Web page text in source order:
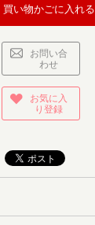
買い物かごに入れる
お問い合
わせ
お気に入
り登録